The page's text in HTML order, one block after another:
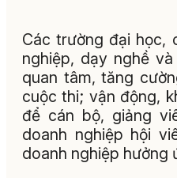
Các trường đại học,
nghiệp, dạy nghề
quan tâm, tăng
cuộc thi; vận động,
để cán bộ, giảng
doanh nghiệp hội
doanh nghiệp hưởng